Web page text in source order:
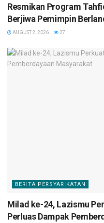
Resmikan Program
Berjiwa Pemimpin
AUGUST 2, 2026 27
BERITA PERSYARIKATAN
Milad ke-24, Lazismu
Perluas Dampak